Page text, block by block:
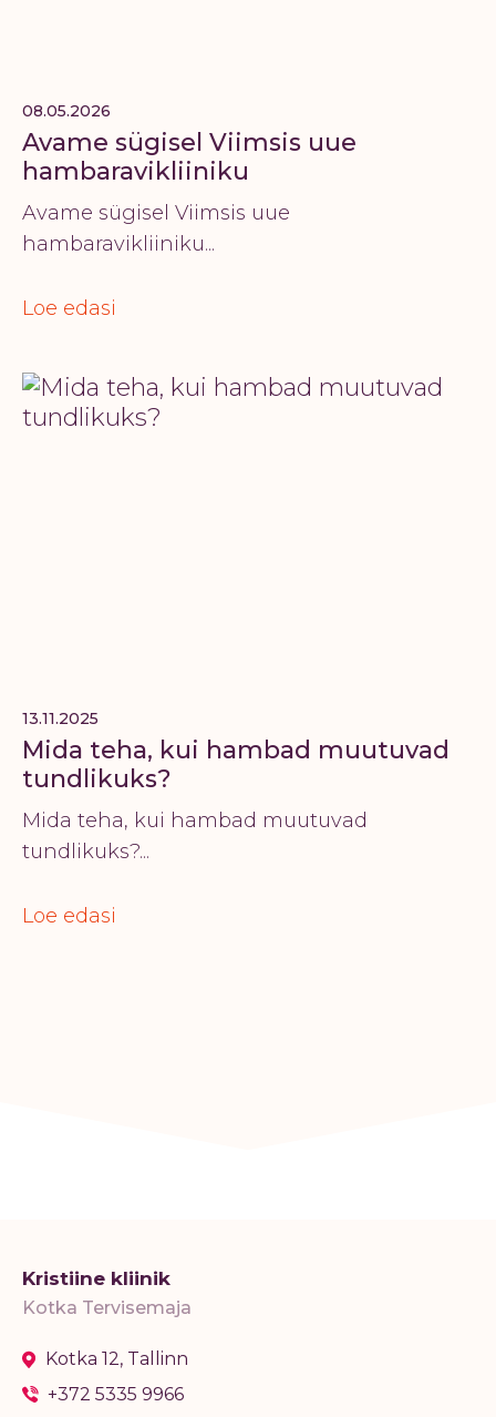
08.05.2026
Avame sügisel Viimsis uue
hambaravikliiniku
Avame sügisel Viimsis uue
hambaravikliiniku...
Loe edasi
13.11.2025
Mida teha, kui hambad muutuvad
tundlikuks?
Mida teha, kui hambad muutuvad
tundlikuks?...
Loe edasi
Kristiine kliinik
Kotka Tervisemaja
Kotka 12, Tallinn
+372 5335 9966